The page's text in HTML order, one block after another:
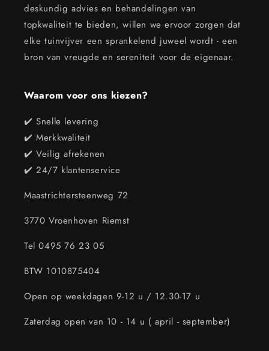
deskundig advies en behandelingen van
topkwaliteit te bieden, willen we ervoor zorgen dat
elke tuinvijver een sprankelend juweel wordt - een
bron van vreugde en sereniteit voor de eigenaar.
Waarom voor ons kiezen?
✔️ Snelle levering
✔️ Merkkwaliteit
✔️ Veilig afrekenen
✔️ 24/7 klantenservice
Maastrichtersteenweg 72
3770 Vroenhoven Riemst
Tel 0495 76 23 05
BTW 1010875404
Open op weekdagen 9-12 u / 12.30-17 u
Zaterdag open van 10 - 14 u ( april - september)